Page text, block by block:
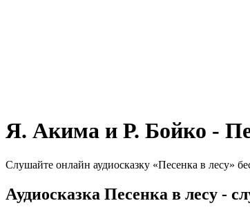
Я. Акима и Р. Бойко -
Слушайте онлайн аудиосказку «Песенка в лесу»
Аудиосказка Песенка в лесу -